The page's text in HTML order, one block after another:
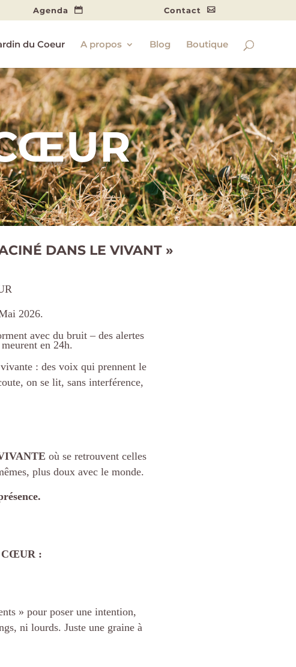
Agenda Contact
du Coeur A propos Blog Boutique
DANS LE VIVANT »
2026.
avec du bruit – des alertes
en 24h.
: des voix qui prennent le
on se lit, sans interférence,
où se retrouvent celles
plus doux avec le monde.
CŒUR :
» pour poser une intention,
ni lourds. Juste une graine à